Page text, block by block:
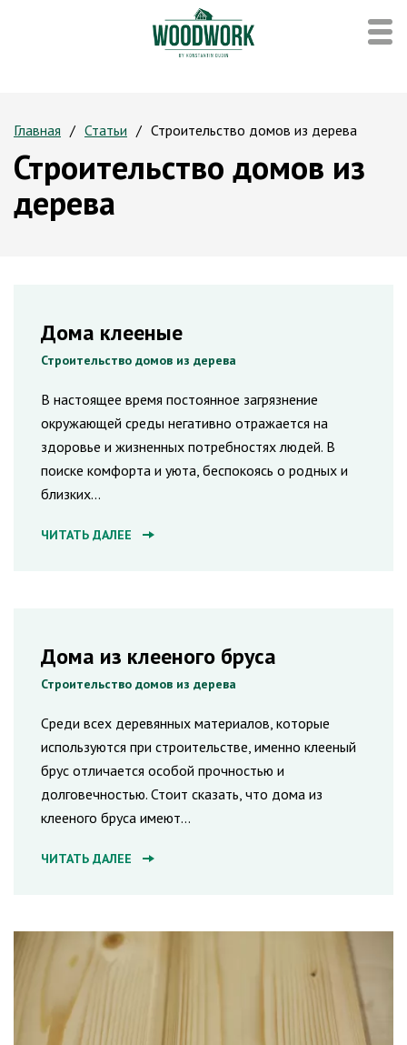
Главная Статьи Строительство домов из дерева
Строительство домов из
дерева
Дома клееные
Строительство домов из дерева
В настоящее время постоянное загрязнение
окружающей среды негативно отражается на
здоровье и жизненных потребностях людей. В
поиске комфорта и уюта, беспокоясь о родных и
близких...
ЧИТАТЬ ДАЛЕЕ
Дома из клееного бруса
Строительство домов из дерева
Среди всех деревянных материалов, которые
используются при строительстве, именно клееный
брус отличается особой прочностью и
долговечностью. Стоит сказать, что дома из
клееного бруса имеют...
ЧИТАТЬ ДАЛЕЕ